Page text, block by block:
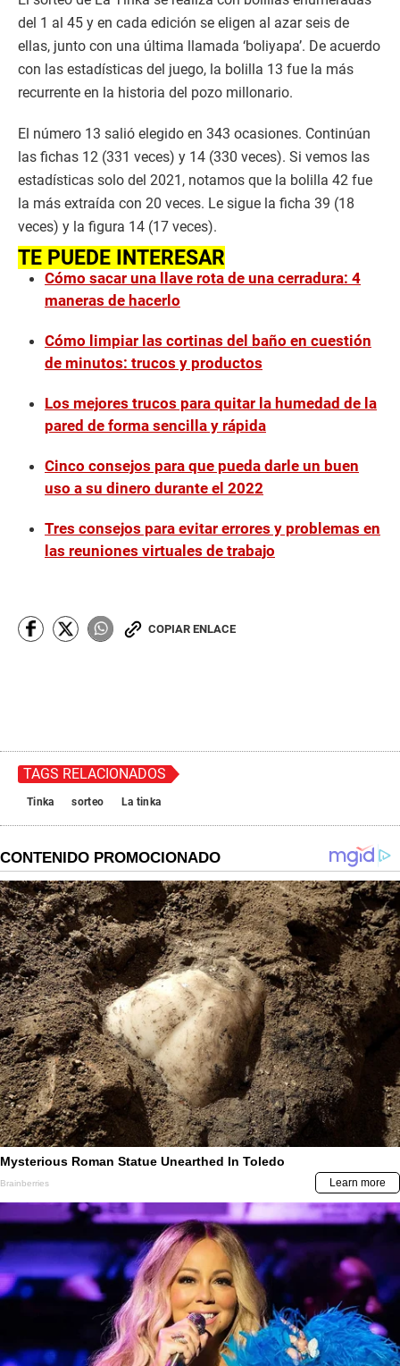
del 1 al 45 y en cada edición se eligen al azar seis de
ellas, junto con una última llamada ‘boliyapa’. De acuerdo
con las estadísticas del juego, la bolilla 13 fue la más
recurrente en la historia del pozo millonario.
El número 13 salió elegido en 343 ocasiones. Continúan
las fichas 12 (331 veces) y 14 (330 veces). Si vemos las
estadísticas solo del 2021, notamos que la bolilla 42 fue
la más extraída con 20 veces. Le sigue la ficha 39 (18
veces) y la figura 14 (17 veces).
TE PUEDE INTERESAR
Cómo sacar una llave rota de una cerradura: 4
maneras de hacerlo
Cómo limpiar las cortinas del baño en cuestión
de minutos: trucos y productos
Los mejores trucos para quitar la humedad de la
pared de forma sencilla y rápida
Cinco consejos para que pueda darle un buen
uso a su dinero durante el 2022
Tres consejos para evitar errores y problemas en
las reuniones virtuales de trabajo
COPIAR ENLACE
TAGS RELACIONADOS
Tinka sorteo La tinka